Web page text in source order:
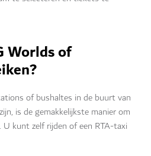
Worlds of
of bushaltes in de buurt van
is de gemakkelijkste manier om
kunt zelf rijden of een RTA-taxi